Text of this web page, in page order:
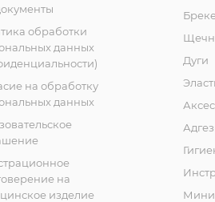
обработки
данных
на обработку
данных
на
изделие
Дуги